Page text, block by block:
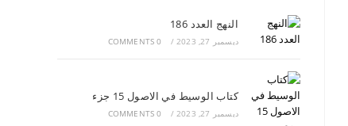
النهج العدد 186
ديسمبر 27, 2023 /
0 COMMENTS
كتاب الوسيط في الاصول 15 جزء
ديسمبر 27, 2023 /
0 COMMENTS